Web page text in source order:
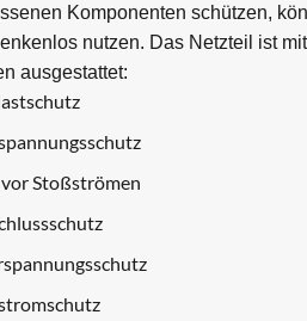
Komponenten schützen,
nutzen. Das Netzteil ist
ausgestattet:
vor Stoßströmen